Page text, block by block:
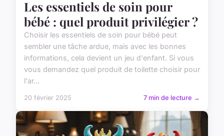
Les essentiels de soin pour
bébé : quel produit privilégier ?
Choisir les essentiels de soin pour bébé peut
sembler une tâche ardue, mais avec les bonnes
informations, cela devient un jeu d'enfant. Si vous
vous demandez quel produit de toilette choisir pour
l'ar...
20 février 2025 7 min de lecture →